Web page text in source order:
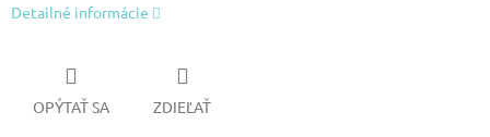
Detailné informácie
OPÝTAŤ SA ZDIEĽAŤ